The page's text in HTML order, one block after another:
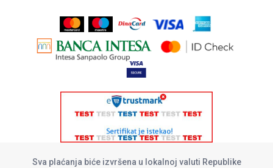
Sva plaćanja biće izvršena u lokalnoj valuti Republike